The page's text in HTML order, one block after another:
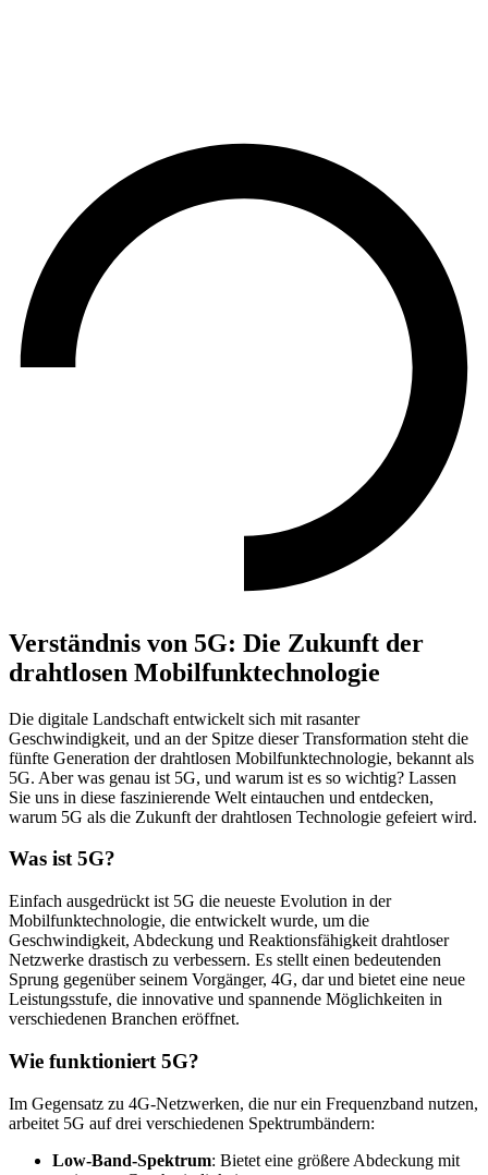
Verständnis von 5G: Die Zukunft der
drahtlosen Mobilfunktechnologie
Die digitale Landschaft entwickelt sich mit rasanter
Geschwindigkeit, und an der Spitze dieser Transformation steht die
fünfte Generation der drahtlosen Mobilfunktechnologie, bekannt als
5G. Aber was genau ist 5G, und warum ist es so wichtig? Lassen
Sie uns in diese faszinierende Welt eintauchen und entdecken,
warum 5G als die Zukunft der drahtlosen Technologie gefeiert wird.
Was ist 5G?
Einfach ausgedrückt ist 5G die neueste Evolution in der
Mobilfunktechnologie, die entwickelt wurde, um die
Geschwindigkeit, Abdeckung und Reaktionsfähigkeit drahtloser
Netzwerke drastisch zu verbessern. Es stellt einen bedeutenden
Sprung gegenüber seinem Vorgänger, 4G, dar und bietet eine neue
Leistungsstufe, die innovative und spannende Möglichkeiten in
verschiedenen Branchen eröffnet.
Wie funktioniert 5G?
Im Gegensatz zu 4G-Netzwerken, die nur ein Frequenzband nutzen,
arbeitet 5G auf drei verschiedenen Spektrumbändern:
Low-Band-Spektrum: Bietet eine größere Abdeckung mit